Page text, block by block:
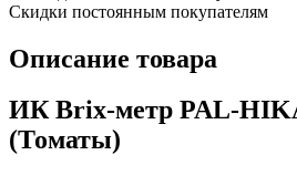
Скидки постоянным покупателям
Описание товара
ИК Brix-метр PAL-
(Томаты)